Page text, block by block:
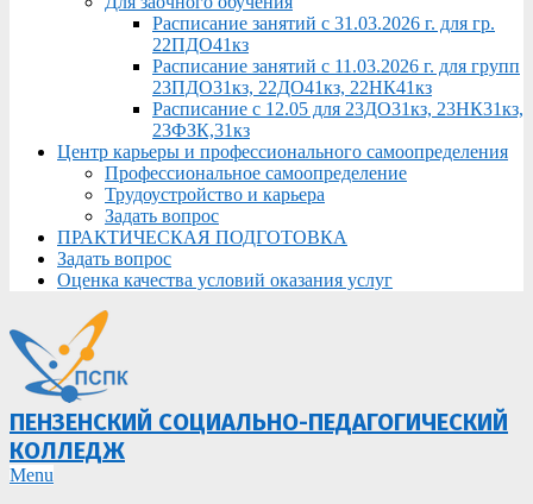
Расписание занятий с 31.03.2026 г. для гр.
22ПДО41кз
Расписание занятий с 11.03.2026 г. для групп
23ПДО31кз, 22ДО41кз, 22НК41кз
Расписание с 12.05 для 23ДО31кз, 23НК31кз,
23ФЗК,31кз
Центр карьеры и профессионального самоопределения
Профессиональное самоопределение
Трудоустройство и карьера
Задать вопрос
ПРАКТИЧЕСКАЯ ПОДГОТОВКА
Задать вопрос
Оценка качества условий оказания услуг
ПЕНЗЕНСКИЙ СОЦИАЛЬНО-ПЕДАГОГИЧЕСКИЙ
КОЛЛЕДЖ
Primary
Menu